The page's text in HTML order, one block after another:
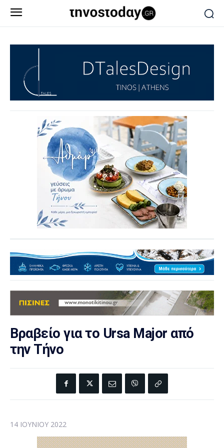
Βραβείο για το Ursa Major από
την Τήνο
14 ΙΟΥΝΊΟΥ 2022